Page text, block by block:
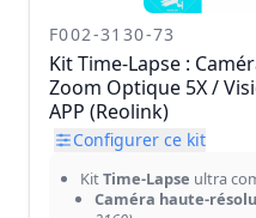
F002-3130-73
Kit Time-Lapse :
Zoom Optique 5X /
APP (Reolink)
Configurer ce kit
KitTime-Lapse ultra
Caméra haute-